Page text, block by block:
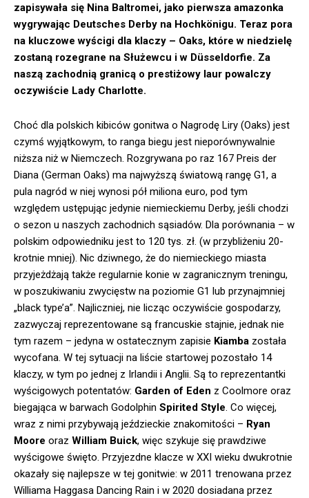
zapisywała się Nina Baltromei, jako pierwsza amazonka
wygrywając Deutsches Derby na Hochkönigu. Teraz pora
na kluczowe wyścigi dla klaczy – Oaks, które w niedzielę
zostaną rozegrane na Służewcu i w Düsseldorfie. Za
naszą zachodnią granicą o prestiżowy laur powalczy
oczywiście Lady Charlotte.
Choć dla polskich kibiców gonitwa o Nagrodę Liry (Oaks) jest
czymś wyjątkowym, to ranga biegu jest nieporównywalnie
niższa niż w Niemczech. Rozgrywana po raz 167 Preis der
Diana (German Oaks) ma najwyższą światową rangę G1, a
pula nagród w niej wynosi pół miliona euro, pod tym
względem ustępując jedynie niemieckiemu Derby, jeśli chodzi
o sezon u naszych zachodnich sąsiadów. Dla porównania – w
polskim odpowiedniku jest to 120 tys. zł. (w przybliżeniu 20-
krotnie mniej). Nic dziwnego, że do niemieckiego miasta
przyjeżdżają także regularnie konie w zagranicznym treningu,
w poszukiwaniu zwycięstw na poziomie G1 lub przynajmniej
„black type’a”. Najliczniej, nie licząc oczywiście gospodarzy,
zazwyczaj reprezentowane są francuskie stajnie, jednak nie
tym razem – jedyna w ostatecznym zapisie Kiamba została
wycofana. W tej sytuacji na liście startowej pozostało 14
klaczy, w tym po jednej z Irlandii i Anglii. Są to reprezentantki
wyścigowych potentatów: Garden of Eden z Coolmore oraz
biegająca w barwach Godolphin Spirited Style . Co więcej,
wraz z nimi przybywają jeździeckie znakomitości – Ryan
Moore oraz William Buick, więc szykuje się prawdziwe
wyścigowe święto. Przyjezdne klacze w XXI wieku dwukrotnie
okazały się najlepsze w tej gonitwie: w 2011 trenowana przez
Williama Haggasa Dancing Rain i w 2020 dosiadana przez